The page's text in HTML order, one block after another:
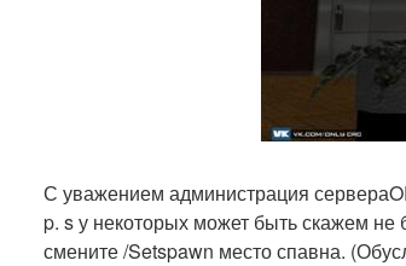
С уважением администрация
p. s у некоторых может быть скажем не
смените /Setspawn место спавна.